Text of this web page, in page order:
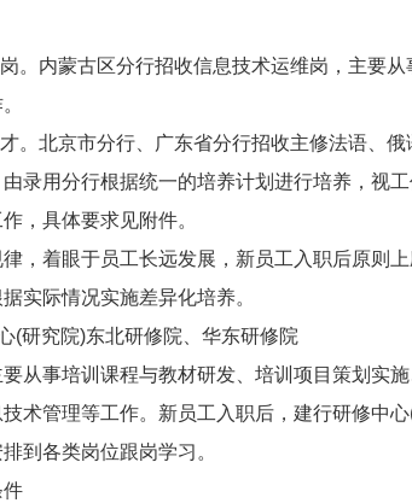
内蒙古区分行招收信息技术运维岗，主要从
北京市分行、广东省分行招收主修法语、俄
录用分行根据统一的培养计划进行培养，视
，具体要求见附件。
着眼于员工长远发展，新员工入职后原则上
实际情况实施差异化培养。
究院)东北研修院、华东研修院
事培训课程与教材研发、培训项目策划实施
术管理等工作。新员工入职后，建行研修中
到各类岗位跟岗学习。